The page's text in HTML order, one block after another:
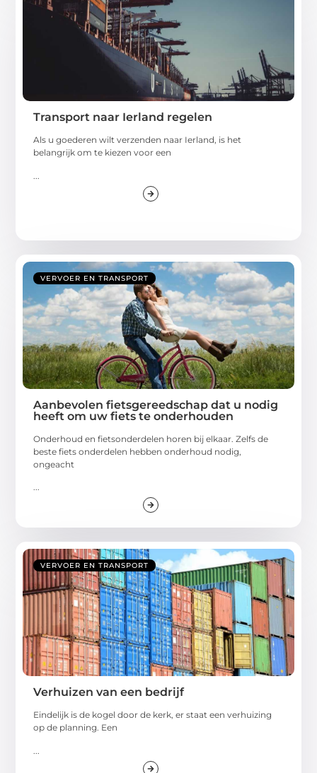
Transport naar Ierland regelen
Als u goederen wilt verzenden naar Ierland, is het
belangrijk om te kiezen voor een
VERVOER EN TRANSPORT
Aanbevolen fietsgereedschap dat u nodig
heeft om uw fiets te onderhouden
Onderhoud en fietsonderdelen horen bij elkaar. Zelfs de
beste fiets onderdelen hebben onderhoud nodig,
ongeacht
...
VERVOER EN TRANSPORT
Verhuizen van een bedrijf
Eindelijk is de kogel door de kerk, er staat een verhuizing
op de planning. Een